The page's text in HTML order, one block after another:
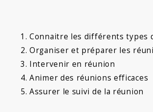
Connaitre les différents types
Organiser et préparer les
Intervenir en réunion
Animer des réunions efficaces
Assurer le suivi de la réunion